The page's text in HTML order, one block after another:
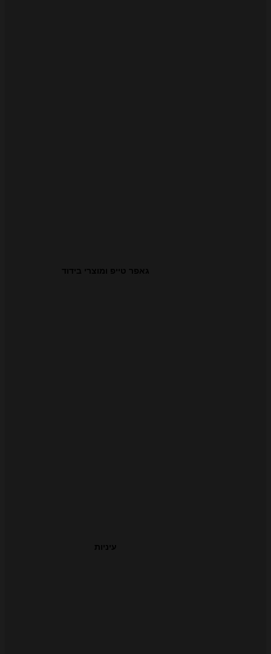
גאפר טייפ ומוצרי בידוד